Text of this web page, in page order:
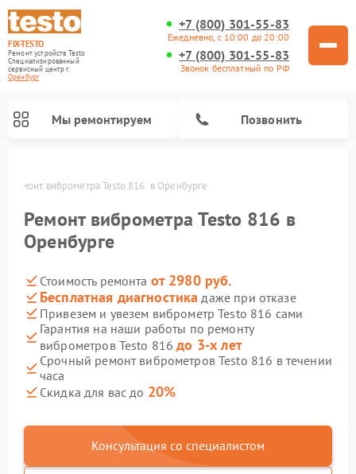
FIX-TESTO
Ремонт устройств Testo
Специализированный
cервисный центр г.
Оренбург
+7 (800) 301-55-83
Ежедневно, с 10:00 до 20:00
+7 (800) 301-55-83
Звонок бесплатный по РФ
Мы ремонтируем Позвонить
Ремонт виброметра Testo 816  в Оренбурге
Ремонт виброметра Testo 816 в
Оренбурге
Стоимость ремонта от 2980 руб.
Бесплатная диагностика даже при отказе
Привезем и увезем виброметр Testo 816 сами
Гарантия на наши работы по ремонту
виброметров Testo 816до 3-х лет
Срочный ремонт виброметров Testo 816 в течении
часа
Скидка для вас до 20%
Консультация со специалистом